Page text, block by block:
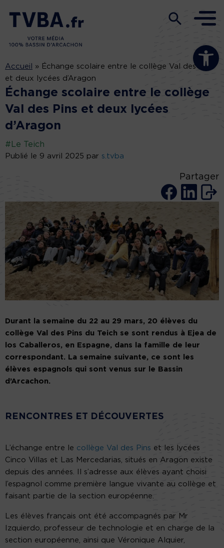
Ouvrir la
Accueil » Échange scolaire entre le collège Val des Pins
et deux lycées d’Aragon
Échange scolaire entre le collège
Val des Pins et deux lycées
d’Aragon
#Le Teich
Publié le 9 avril 2025 par s.tvba
Partager
Durant la semaine du 22 au 29 mars, 20 élèves du
collège Val des Pins du Teich se sont rendus à Ejea de
los Caballeros, en Espagne, dans la famille de leur
correspondant. La semaine suivante, ce sont les
élèves espagnols qui sont venus sur le Bassin
d’Arcachon.
RENCONTRES ET DÉCOUVERTES
L’échange entre le collège Val des Pins et les lycées
Cinco Villas et Las Mercedarias, situés en Aragon existe
depuis des années. Il s’adresse aux élèves ayant choisi
l’espagnol comme première langue vivante au collège et
faisant partie de la section européenne.
Les élèves français ont été accompagnés par Mr
Izquierdo, professeur de technologie et en charge de la
section européenne, ainsi que Véronique Alquier,